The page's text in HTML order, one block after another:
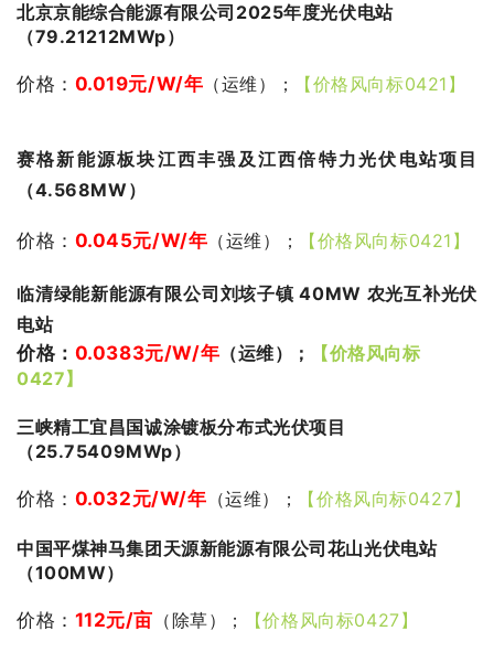
北京京能综合能源有限公司2025年度光伏电站
（79.21212MWp）
价格： 0.019元/W/年 （运维）； 【价格风向标0421】
赛格新能源板块江西丰强及江西倍特力光伏电站项目
（4.568MW）
价格： 0.045元/W/年 （运维）； 【价格风向标0421】
临清绿能新能源有限公司刘垓子镇 40MW 农光互补光伏
电站
价格： 0.0383元/W/年 （运维）；
【价格风向标
0427】
三峡精工宜昌国诚涂镀板分布式光伏项目
（25.75409MWp）
价格： 0.032元/W/年 （运维）； 【价格风向标0427】
中国平煤神马集团天源新能源有限公司花山光伏电站
（100MW）
价格： 112元/亩 （除草）； 【价格风向标0427】